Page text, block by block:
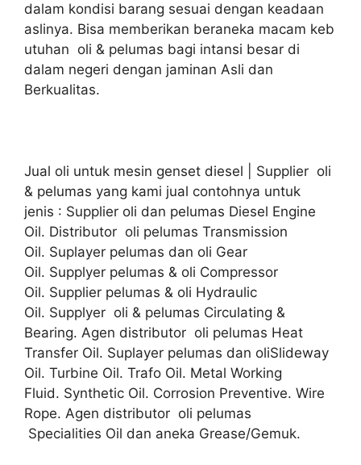
dalam kondisi barang sesuai dengan keadaan
aslinya. Bisa memberikan beraneka macam keb
utuhan oli & pelumas bagi intansi besar di
dalam negeri dengan jaminan Asli dan
Berkualitas.
Jual oli untuk mesin genset diesel | Supplier oli
& pelumas yang kami jual contohnya untuk
jenis : Supplier oli dan pelumas Diesel Engine
Oil. Distributor oli pelumas Transmission
Oil. Suplayer pelumas dan oli Gear
Oil. Supplyer pelumas & oli Compressor
Oil. Supplier pelumas & oli Hydraulic
Oil. Supplyer oli & pelumas Circulating &
Bearing. Agen distributor oli pelumas Heat
Transfer Oil. Suplayer pelumas dan oliSlideway
Oil. Turbine Oil. Trafo Oil. Metal Working
Fluid. Synthetic Oil. Corrosion Preventive. Wire
Rope. Agen distributor oli pelumas
Specialities Oil dan aneka Grease/Gemuk.